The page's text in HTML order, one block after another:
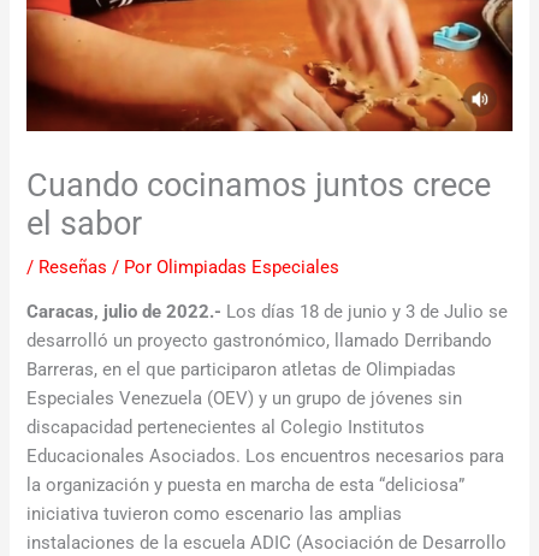
Cuando cocinamos juntos crece
el sabor
/ Reseñas / PorOlimpiadas Especiales
Caracas, julio de 2022.- Los días 18 de junio y 3 de Julio se
desarrolló un proyecto gastronómico, llamado Derribando
Barreras, en el que participaron atletas de Olimpiadas
Especiales Venezuela (OEV) y un grupo de jóvenes sin
discapacidad pertenecientes al Colegio Institutos
Educacionales Asociados. Los encuentros necesarios para
la organización y puesta en marcha de esta “deliciosa”
iniciativa tuvieron como escenario las amplias
instalaciones de la escuela ADIC (Asociación de Desarrollo